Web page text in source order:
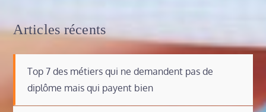
Articles récents
Top 7 des métiers qui ne demandent pas de
diplôme mais qui payent bien